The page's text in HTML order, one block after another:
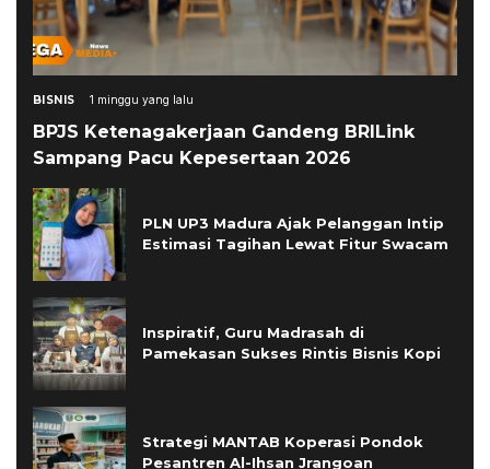
BISNIS 1 minggu yang lalu
BPJS Ketenagakerjaan Gandeng BRILink
Sampang Pacu Kepesertaan 2026
PLN UP3 Madura Ajak Pelanggan Intip
Estimasi Tagihan Lewat Fitur Swacam
Inspiratif, Guru Madrasah di
Pamekasan Sukses Rintis Bisnis Kopi
Strategi MANTAB Koperasi Pondok
Pesantren Al-Ihsan Jrangoan